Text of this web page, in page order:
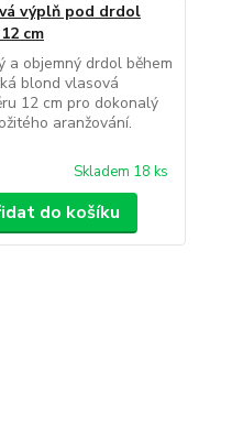
výplň pod drdol
cm
a objemný drdol během
blond vlasová
12 cm pro dokonalý
aranžování.
Skladem 18 ks
do košíku